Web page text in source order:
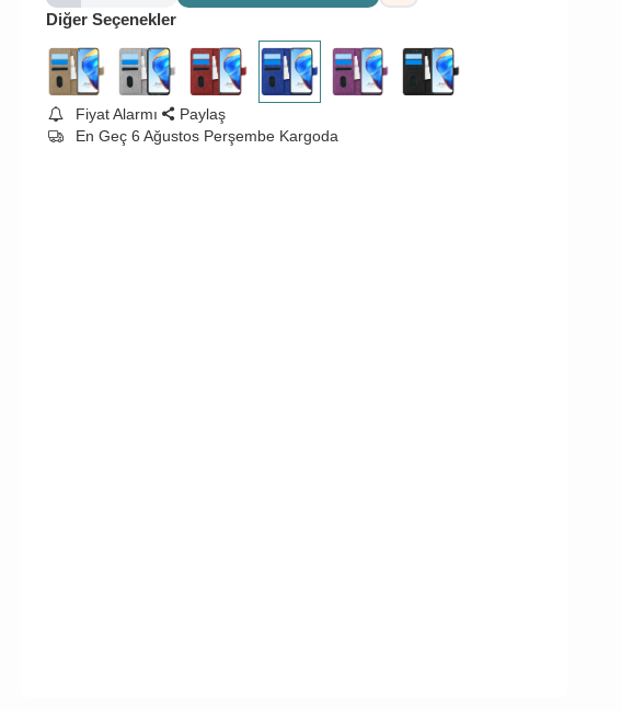
Diğer Seçenekler
Fiyat Alarmı
Paylaş
En Geç 6 Ağustos Perşembe Kargoda